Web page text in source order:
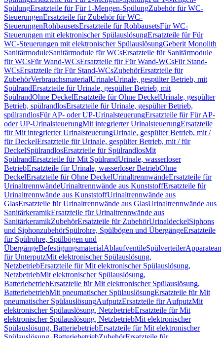
SpülungErsatzteile für Für 1-Mengen-SpülungZubehör für WC-
SteuerungenErsatzteile für Zubehör für WC-
SteuerungenRohbausetsErsatzteile für RohbausetsFür WC-
Steuerungen mit elektronischer SpülauslösungErsatzteile für Für
WC-Steuerungen mit elektronischer SpülauslösungGeberit Monolith
SanitärmoduleSanitärmodule für WCsErsatzteile für Sanitärmodule
für WCsFür Wand-WCsErsatzteile für Für Wand-WCsFür Stand-
WCsErsatzteile für Für Stand-WCsZubehörErsatzteile für
ZubehörVerbrauchsmaterialUrinaleUrinale, gespülter Betrieb, mit
SpülrandErsatzteile für Urinale, gespülter Betrieb, mit
SpülrandOhne DeckelErsatzteile für Ohne DeckelUrinale, gespülter
Betrieb, spülrandlosErsatzteile für Urinale, gespülter Betrieb,
spülrandlosFür AP- oder UP-UrinalsteuerungErsatzteile für Für AP-
oder UP-UrinalsteuerungMit integrierter UrinalsteuerungErsatzteile
für Mit integrierter UrinalsteuerungUrinale, gespülter Betrieb, mit /
für DeckelErsatzteile für Urinale, gespülter Betrieb, mit / für
DeckelSpülrandlosErsatzteile für SpülrandlosMit
SpülrandErsatzteile für Mit SpülrandUrinale, wasserloser
BetriebErsatzteile für Urinale, wasserloser BetriebOhne
DeckelErsatzteile für Ohne DeckelUrinaltrennwändeErsatzteile für
UrinaltrennwändeUrinaltrennwände aus KunststoffErsatzteile für
Urinaltrennwände aus KunststoffUrinaltrennwände aus
GlasErsatzteile für Urinaltrennwände aus GlasUrinaltrennwände aus
SanitärkeramikErsatzteile für Urinaltrennwände aus
SanitärkeramikZubehörErsatzteile für ZubehörUrinaldeckelSiphons
und SiphonzubehörSpülrohre, Spülbögen und ÜbergängeErsatzteile
für Spülrohre, Spülbögen und
ÜbergängeBefestigungsmaterialAblaufventileSpülverteiler
für UnterputzMit elektronischer Spülauslösung,
NetzbetriebErsatzteile für Mit elektronischer Spülauslösung,
NetzbetriebMit elektronischer Spülauslösung,
BatteriebetriebErsatzteile für Mit elektronischer Spülauslösung,
BatteriebetriebMit pneumatischer SpülauslösungErsatzteile für Mit
pneumatischer SpülauslösungAufputzErsatzteile für AufputzMit
elektronischer Spülauslösung, NetzbetriebErsatzteile für Mit
elektronischer Spülauslösung, NetzbetriebMit elektronischer
Spülauslösung, BatteriebetriebErsatzteile für Mit elektronischer